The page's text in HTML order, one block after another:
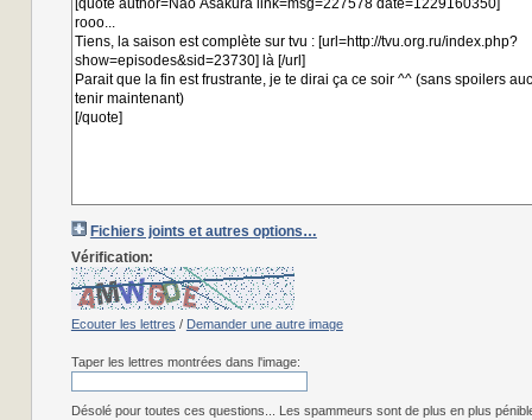
Fichiers joints et autres options…
Vérification:
Ecouter les lettres / Demander une autre image
Taper les lettres montrées dans l'image:
Désolé pour toutes ces questions... Les spammeurs sont de plus en plus